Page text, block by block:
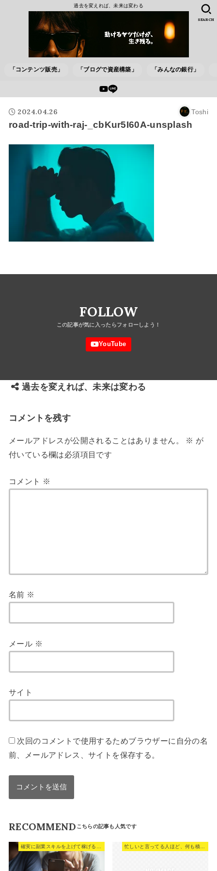
過去を変えれば、未来は変わる
「コンテンツ販売」 「ブログで資産構築」 「みんなの銀行」
SEARCH
2024.04.26 Toshi
road-trip-with-raj-_cbKur5I60A-unsplash
FOLLOW
過去を変えれば、未来は変わる
コメントを残す
メールアドレスが公開されることはありません。 ※ が
付いている欄は必須項目です
コメント ※
名前 ※
メール ※
サイト
次回のコメントで使用するためブラウザーに自分の名
前、メールアドレス、サイトを保存する。
RECOMMEND